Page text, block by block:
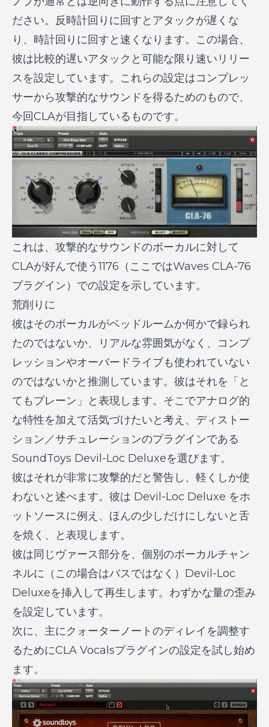
ださい。反時計回りに回すとアタックが遅くな
り、時計回りに回すと速くなります。この場合、
彼は比較的遅いアタックと可能な限り速いリリー
スを設定しています。これらの設定はコンプレッ
サーから攻撃的なサウンドを得るためのもので、
今回CLAが目指しているものです。
これは、攻撃的なサウンドのボーカルに対して
CLAが好んで使う1176（ここではWaves CLA-76
プラグイン）での設定を示しています。
荒削りに
彼はそのボーカルがベッドルームか何かで録られ
たのではないか、リアルな雰囲気がなく、コンプ
レッションやオーバードライブも使われていない
のではないかと推測しています。彼はそれを「と
てもプレーン」と表現します。そこでアナログ的
な特性を加えて活気づけたいと考え、ディストー
ション／サチュレーションのプラグインである
SoundToys Devil-Loc Deluxeを選びます。
彼はそれが非常に攻撃的だと警告し、軽くしか使
わないと述べます。彼は Devil-Loc Deluxe をホ
ットソースに例え、ほんの少しだけにしないと舌
を焼く、と表現します。
彼は同じヴァース部分を、個別のボーカルチャン
ネルに（この場合はバスではなく）Devil-Loc
Deluxeを挿入して再生します。わずかな量の歪み
を設定しています。
次に、主にクォーターノートのディレイを調整す
るためにCLA Vocalsプラグインの設定を試し始め
ます。